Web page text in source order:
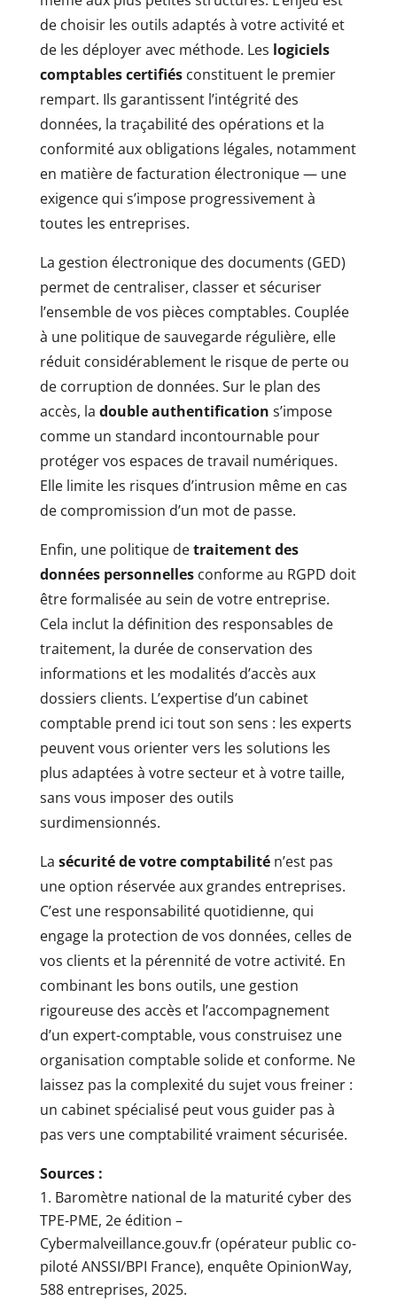
de choisir les outils adaptés à votre activité et
de les déployer avec méthode. Les logiciels
comptables certifiésconstituent le premier
rempart. Ils garantissent l’intégrité des
données, la traçabilité des opérations et la
conformité aux obligations légales, notamment
en matière de facturation électronique — une
exigence qui s’impose progressivement à
toutes les entreprises.
La gestion électronique des documents (GED)
permet de centraliser, classer et sécuriser
l’ensemble de vos pièces comptables. Couplée
à une politique de sauvegarde régulière, elle
réduit considérablement le risque de perte ou
de corruption de données. Sur le plan des
accès, la double authentification s’impose
comme un standard incontournable pour
protéger vos espaces de travail numériques.
Elle limite les risques d’intrusion même en cas
de compromission d’un mot de passe.
Enfin, une politique detraitement des
données personnellesconforme au RGPD doit
être formalisée au sein de votre entreprise.
Cela inclut la définition des responsables de
traitement, la durée de conservation des
informations et les modalités d’accès aux
dossiers clients. L’expertise d’un cabinet
comptable prend ici tout son sens : les experts
peuvent vous orienter vers les solutions les
plus adaptées à votre secteur et à votre taille,
sans vous imposer des outils
surdimensionnés.
La sécurité de votre comptabilitén’est pas
une option réservée aux grandes entreprises.
C’est une responsabilité quotidienne, qui
engage la protection de vos données, celles de
vos clients et la pérennité de votre activité. En
combinant les bons outils, une gestion
rigoureuse des accès et l’accompagnement
d’un expert-comptable, vous construisez une
organisation comptable solide et conforme. Ne
laissez pas la complexité du sujet vous freiner :
un cabinet spécialisé peut vous guider pas à
pas vers une comptabilité vraiment sécurisée.
Sources :
Baromètre national de la maturité cyber des
TPE-PME, 2e édition –
Cybermalveillance.gouv.fr (opérateur public co-
piloté ANSSI/BPI France), enquête OpinionWay,
588 entreprises, 2025.